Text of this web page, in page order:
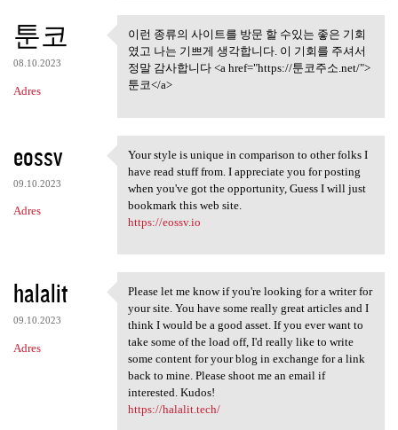
툰코
08.10.2023
Adres
이런 종류의 사이트를 방문 할 수
있는 좋은 기회 였고
이런 종류의 사이트를 방문 할 수있는 좋은 기회
였고 나는 기쁘게 생각합니다. 이 기회를 주셔서
정말 감사합니다 <a href="https://툰코주소.net/">
툰코</a>
eossv
09.10.2023
Adres
Your style is unique in
Your style is unique in comparison to other folks I
have read stuff from. I appreciate you for posting
when you've got the opportunity, Guess I will just
bookmark this web site.
https://eossv.io
halalit
09.10.2023
Adres
Please let me know if you're
Please let me know if you're looking for a writer for
your site. You have some really great articles and I
think I would be a good asset. If you ever want to
take some of the load off, I'd really like to write
some content for your blog in exchange for a link
back to mine. Please shoot me an email if
interested. Kudos!
https://halalit.tech/